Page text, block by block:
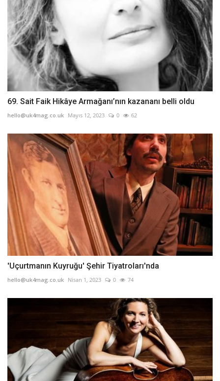
69. Sait Faik Hikâye Armağanı’nın kazananı belli oldu
hello@uk4mag.co.uk Mayıs 12, 2023 0 62
'Uçurtmanın Kuyruğu' Şehir Tiyatroları'nda
hello@uk4mag.co.uk Nisan 1, 2023 0 74